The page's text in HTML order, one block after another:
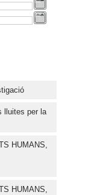
lluites per la
HUMANS,
HUMANS,